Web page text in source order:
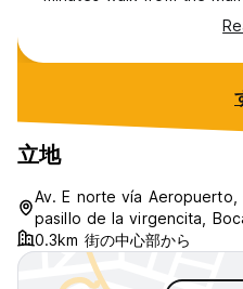
quiet street, never had any
staff - Mariela always
and she was amazing!
and kept in touch even
left. Mariela also have tours from
her hostel and they have a
discount. Really recommend:)))
Love you Maru!
立地
Av. E norte vía Aeropuerto,
pasillo de la virgencita,
0.3km 街の中心部から